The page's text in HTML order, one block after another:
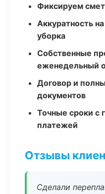
Фиксируем
Аккуратность
уборка
Собственные
еженедельный
Договор и
документов
Точные сроки с
платежей
Отзывы
Сделали